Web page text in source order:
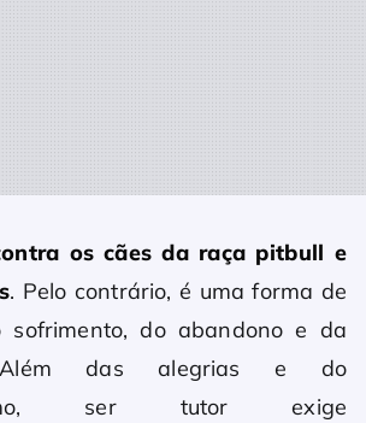
os cães da raça pitbull e
. Pelo contrário, é uma forma de
sofrimento, do abandono e da
Além das alegrias e do
ser tutor exige